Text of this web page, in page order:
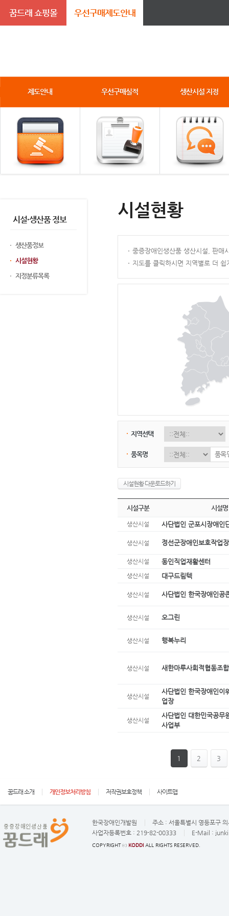
꿈드래 쇼핑몰 우선구매제도안내
제도안내 우선구매실적 생산시설 지정
시설·생산품 정보
생산품정보
시설현황
지정분류목록
시설현황
중증장애인생산품 생산시설, 판매
지도를 클릭하시면 지역별로 더
지역선택
품목명
시설현황 다운로드하기
시설구분 시설명
생산시설 사단법인 군포시장애인
생산시설 정선군장애인보호작업장
생산시설 동인직업재활센터
생산시설 대구드림텍
생산시설 사단법인 한국장애인공
생산시설 오그린
생산시설 행복누리
생산시설 새한마루사회적협동조
생산시설
사단법인 한국장애인이
업장
생산시설
사단법인 대한민국공무
사업부
1 2 3
꿈드래 소개 개인정보처리방침 저작권보호정책 사이트맵
한국장애인개발원 주소 : 서울특별시 영등포구
사업자등록번호 : 219-82-00333 E-Mail :
COPYRIGHT ⓒ KODDI ALL RIGHTS RESERVED.